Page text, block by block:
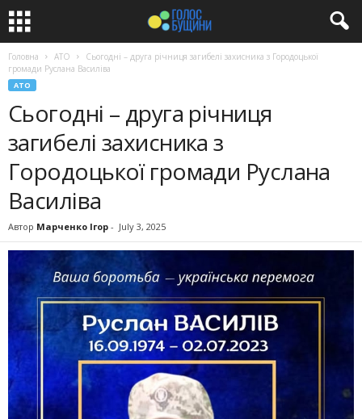
Головна АТО
Сьогодні – друга річниця загибелі захисника з Городоцької
громади Руслана Василіва
АТО
Сьогодні – друга річниця
загибелі захисника з
Городоцької громади Руслана
Василіва
Автор Марченко Ігор - July 3, 2025